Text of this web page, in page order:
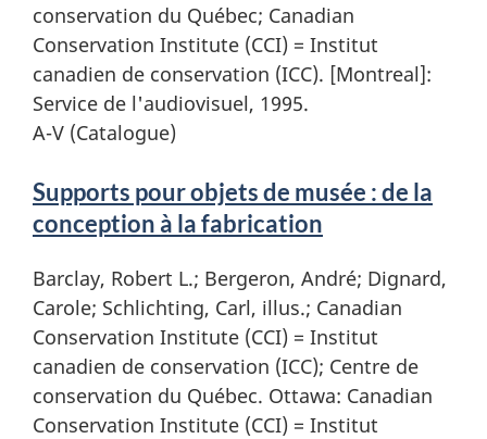
conservation du Québec; Canadian
Conservation Institute (CCI) = Institut
canadien de conservation (ICC). [Montreal]:
Service de l'audiovisuel, 1995.
A-V (Catalogue)
Supports pour objets de musée : de la
conception à la fabrication
Barclay, Robert L.; Bergeron, André; Dignard,
Carole; Schlichting, Carl, illus.; Canadian
Conservation Institute (CCI) = Institut
canadien de conservation (ICC); Centre de
conservation du Québec. Ottawa: Canadian
Conservation Institute (CCI) = Institut